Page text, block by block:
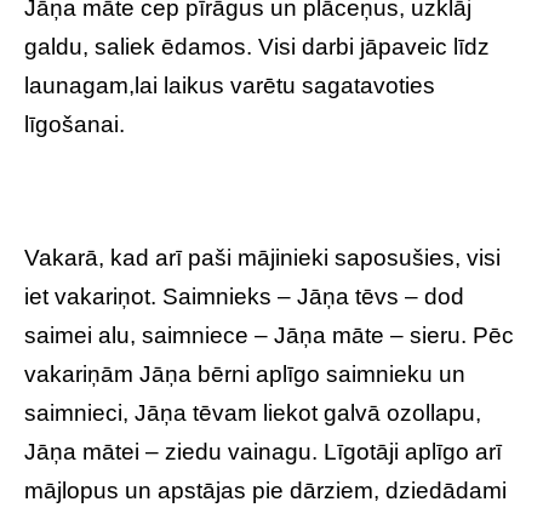
Jāņa māte cep pīrāgus un plāceņus, uzklāj
galdu, saliek ēdamos. Visi darbi jāpaveic līdz
launagam,lai laikus varētu sagatavoties
līgošanai.
Vakarā, kad arī paši mājinieki saposušies, visi
iet vakariņot. Saimnieks – Jāņa tēvs – dod
saimei alu, saimniece – Jāņa māte – sieru. Pēc
vakariņām Jāņa bērni aplīgo saimnieku un
saimnieci, Jāņa tēvam liekot galvā ozollapu,
Jāņa mātei – ziedu vainagu. Līgotāji aplīgo arī
mājlopus un apstājas pie dārziem, dziedādami